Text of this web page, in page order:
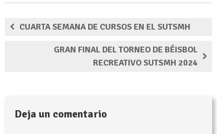
CUARTA SEMANA DE CURSOS EN EL SUTSMH
GRAN FINAL DEL TORNEO DE BÉISBOL
RECREATIVO SUTSMH 2024
Deja un comentario